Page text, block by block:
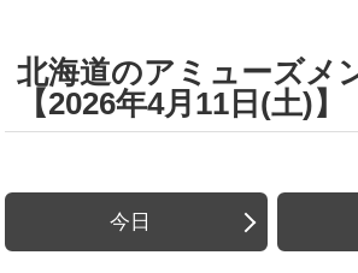
北海道のアミューズメ
【2026年4月11日(土)
今日